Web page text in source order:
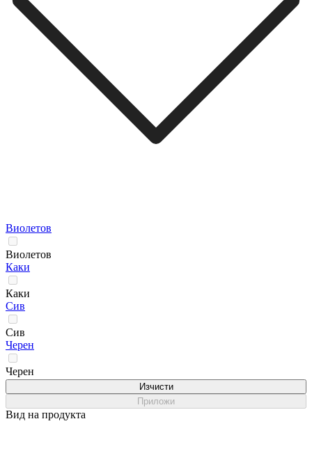
Виолетов
Виолетов
Каки
Каки
Сив
Сив
Черен
Черен
Изчисти
Приложи
Вид на продукта